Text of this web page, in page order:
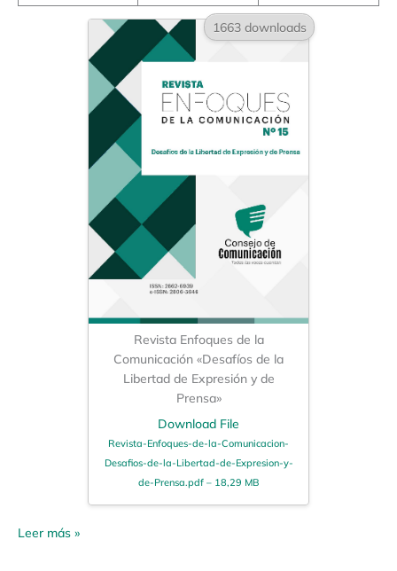
1663 downloads
Revista Enfoques de la
Comunicación «Desafíos de la
Libertad de Expresión y de
Prensa»
Download File
Revista-Enfoques-de-la-Comunicacion-
Desafios-de-la-Libertad-de-Expresion-y-
de-Prensa.pdf – 18,29 MB
Leer más »